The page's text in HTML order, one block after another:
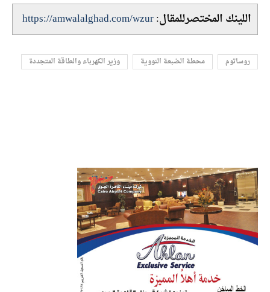
اللينك المختصرللمقال:https://amwalalghad.com/wzur
روساتوم محطة الضبعة النووية وزير الكهرباء والطاقة المتجددة